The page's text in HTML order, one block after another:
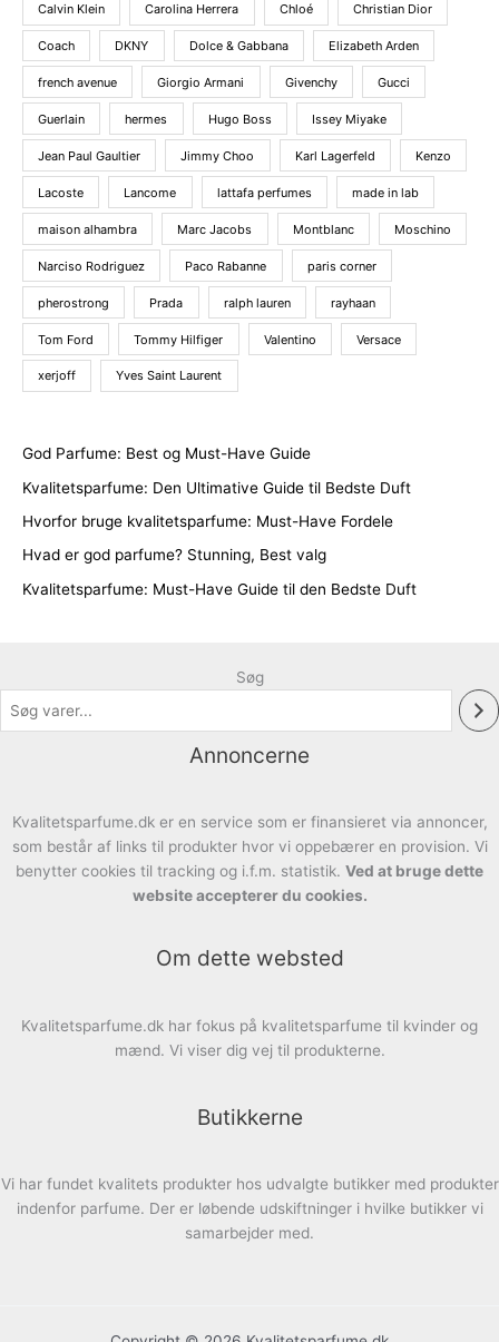
Calvin Klein Carolina Herrera Chloé Christian Dior
Coach DKNY Dolce & Gabbana Elizabeth Arden
french avenue Giorgio Armani Givenchy Gucci
Guerlain hermes Hugo Boss Issey Miyake
Jean Paul Gaultier Jimmy Choo Karl Lagerfeld Kenzo
Lacoste Lancome lattafa perfumes made in lab
maison alhambra Marc Jacobs Montblanc Moschino
Narciso Rodriguez Paco Rabanne paris corner
pherostrong Prada ralph lauren rayhaan
Tom Ford Tommy Hilfiger Valentino Versace
xerjoff Yves Saint Laurent
God Parfume: Best og Must-Have Guide
Kvalitetsparfume: Den Ultimative Guide til Bedste Duft
Hvorfor bruge kvalitetsparfume: Must-Have Fordele
Hvad er god parfume? Stunning, Best valg
Kvalitetsparfume: Must-Have Guide til den Bedste Duft
Søg
Annoncerne
Kvalitetsparfume.dk er en service som er finansieret via annoncer,
som består af links til produkter hvor vi oppebærer en provision. Vi
benytter cookies til tracking og i.f.m. statistik. Ved at bruge dette
website accepterer du cookies.
Om dette websted
Kvalitetsparfume.dk har fokus på kvalitetsparfume til kvinder og
mænd. Vi viser dig vej til produkterne.
Butikkerne
Vi har fundet kvalitets produkter hos udvalgte butikker med produkter
indenfor parfume. Der er løbende udskiftninger i hvilke butikker vi
samarbejder med.